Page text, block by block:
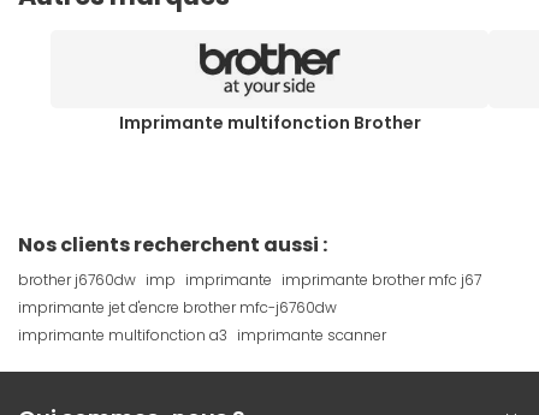
Imprimante multifonction Brother
Nos clients recherchent aussi :
brother j6760dw imp imprimante imprimante brother mfc j67
imprimante jet d'encre brother mfc-j6760dw
imprimante multifonction a3 imprimante scanner